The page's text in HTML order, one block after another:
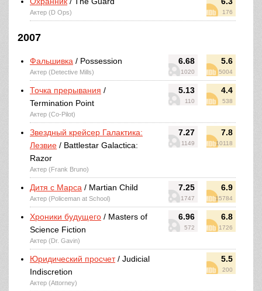
176
Актер (D Ops)
2007
6.68
1020
5.6
5004
Фальшивка / Possession
Актер (Detective Mills)
5.13
110
4.4
538
Точка прерывания /
Termination Point
Актер (Co-Pilot)
7.27
1149
7.8
10118
Звездный крейсер Галактика:
Лезвие / Battlestar Galactica:
Razor
Актер (Frank Bruno)
7.25
1747
6.9
15784
Дитя с Марса / Martian Child
Актер (Policeman at School)
6.96
572
6.8
1726
Хроники будущего / Masters of
Science Fiction
Актер (Dr. Gavin)
5.5
200
Юридический просчет/ Judicial
Indiscretion
Актер (Attorney)